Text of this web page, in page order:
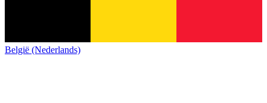
België (Nederlands)